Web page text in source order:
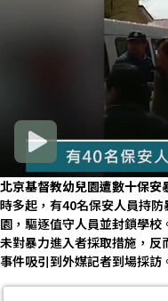
北京基督教幼兒園遭數十保安
時多起，有40名保安人員持
園，驅逐值守人員並封鎖學
未對暴力進入者採取措施，反
事件吸引到外媒記者到場採訪